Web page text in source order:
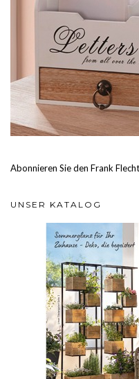
Abonnieren Sie den Frank
UNSER KATALOG